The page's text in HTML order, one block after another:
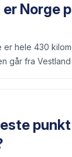
Norge
er hele 430
går fra